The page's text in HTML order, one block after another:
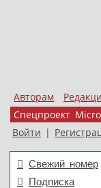
Авторам
Спецпроект
Войти |
Свежий номер
Подписка